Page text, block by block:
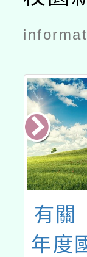
及教
研習
有關
年度